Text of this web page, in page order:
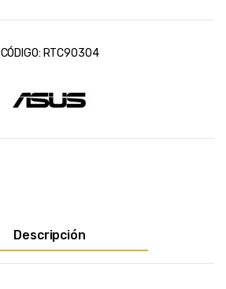
CÓDIGO: RTC90304
Descripción